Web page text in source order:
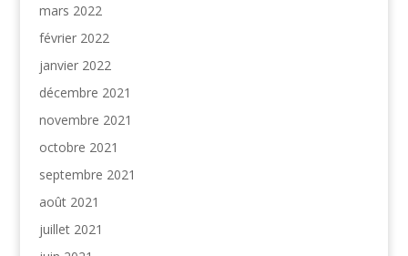
mars 2022
février 2022
janvier 2022
décembre 2021
novembre 2021
octobre 2021
septembre 2021
août 2021
juillet 2021